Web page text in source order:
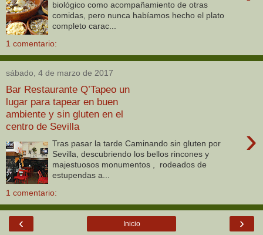
biológico como acompañamiento de otras
comidas, pero nunca habíamos hecho el plato
completo carac...
1 comentario:
sábado, 4 de marzo de 2017
Bar Restaurante Q’Tapeo un
lugar para tapear en buen
ambiente y sin gluten en el
centro de Sevilla
›
Tras pasar la tarde Caminando sin gluten por
Sevilla, descubriendo los bellos rincones y
majestuosos monumentos , rodeados de
estupendas a...
1 comentario:
‹ ›
Inicio